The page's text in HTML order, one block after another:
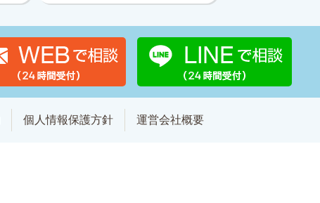
個人情報保護方針 運営会社概要